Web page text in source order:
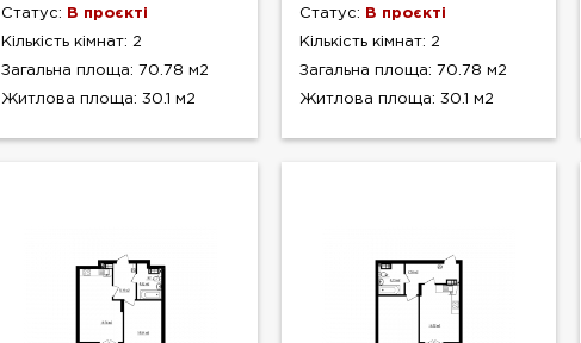
Статус: В проєкті
Кількість кімнат: 2
Загальна площа: 70.78 м2
Житлова площа: 30.1 м2
Статус: В проєкті
Кількість кімнат: 2
Загальна площа: 70.78 м2
Житлова площа: 30.1 м2